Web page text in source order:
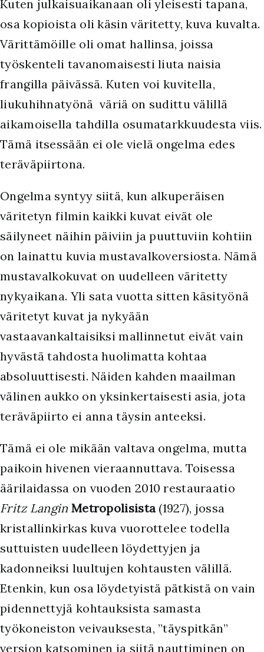
Kuten julkaisuaikanaan oli yleisesti tapana,
osa kopioista oli käsin väritetty, kuva kuvalta.
Värittämöille oli omat hallinsa, joissa
työskenteli tavanomaisesti liuta naisia
frangilla päivässä. Kuten voi kuvitella,
liukuhihnatyönä väriä on sudittu välillä
aikamoisella tahdilla osumatarkkuudesta viis.
Tämä itsessään ei ole vielä ongelma edes
teräväpiirtona.
Ongelma syntyy siitä, kun alkuperäisen
väritetyn filmin kaikki kuvat eivät ole
säilyneet näihin päiviin ja puuttuviin kohtiin
on lainattu kuvia mustavalkoversiosta. Nämä
mustavalkokuvat on uudelleen väritetty
nykyaikana. Yli sata vuotta sitten käsityönä
väritetyt kuvat ja nykyään
vastaavankaltaisiksi mallinnetut eivät vain
hyvästä tahdosta huolimatta kohtaa
absoluuttisesti. Näiden kahden maailman
välinen aukko on yksinkertaisesti asia, jota
teräväpiirto ei anna täysin anteeksi.
Tämä ei ole mikään valtava ongelma, mutta
paikoin hivenen vieraannuttava. Toisessa
äärilaidassa on vuoden 2010 restauraatio
Fritz Langin Metropolisista (1927), jossa
kristallinkirkas kuva vuorottelee todella
suttuisten uudelleen löydettyjen ja
kadonneiksi luultujen kohtausten välillä.
Etenkin, kun osa löydetyistä pätkistä on vain
pidennettyjä kohtauksista samasta
työkoneiston veivauksesta, ”täyspitkän”
version katsominen ja siitä nauttiminen on